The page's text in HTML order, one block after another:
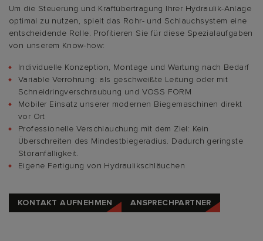
Um die Steuerung und Kraftübertragung Ihrer Hydraulik-Anlage
optimal zu nutzen, spielt das Rohr- und Schlauchsystem eine
entscheidende Rolle. Profitieren Sie für diese Spezialaufgaben
von unserem Know-how:
Individuelle Konzeption, Montage und Wartung nach Bedarf
Variable Verrohrung: als geschweißte Leitung oder mit
Schneidringverschraubung und VOSS FORM
Mobiler Einsatz unserer modernen Biegemaschinen direkt
vor Ort
Professionelle Verschlauchung mit dem Ziel: Kein
Überschreiten des Mindestbiegeradius. Dadurch geringste
Störanfälligkeit.
Eigene Fertigung von Hydraulikschläuchen
KONTAKT AUFNEHMEN ANSPRECHPARTNER